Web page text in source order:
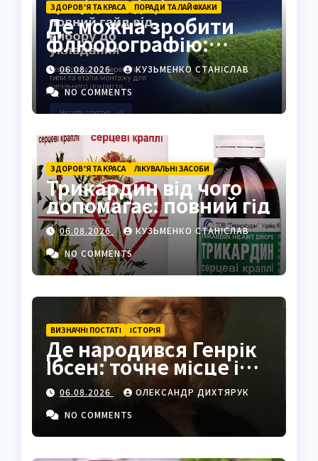
ЗДОРОВ’Я ТА КРАСА ПОРАДИ ТА ЛАЙФХАКИ
Де можна зробити
флюорографію:
повний гід для
українців
06.08.2026
КУЗЬМЕНКО СТАНІСЛАВ
NO COMMENTS
ЗДОРОВ’Я ТА КРАСА ЛІКУВАЛЬНІ ЗАСОБИ
Трикардин від чого
допомагає: повний гід
06.08.2026
КУЗЬМЕНКО СТАНІСЛАВ
NO COMMENTS
ВИЗНАЧНІ ПОСТАТІ ІСТОРІЯ
Де народився Генрік
Ібсен: точне місце і
історія
06.08.2026
ОЛЕКСАНДР ДИХТЯРУК
NO COMMENTS